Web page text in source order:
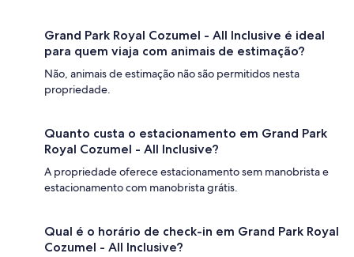
Grand Park Royal Cozumel - All Inclusive é ideal
para quem viaja com animais de estimação?
Não, animais de estimação não são permitidos nesta
propriedade.
Quanto custa o estacionamento em Grand Park
Royal Cozumel - All Inclusive?
A propriedade oferece estacionamento sem manobrista e
estacionamento com manobrista grátis.
Qual é o horário de check-in em Grand Park Royal
Cozumel - All Inclusive?